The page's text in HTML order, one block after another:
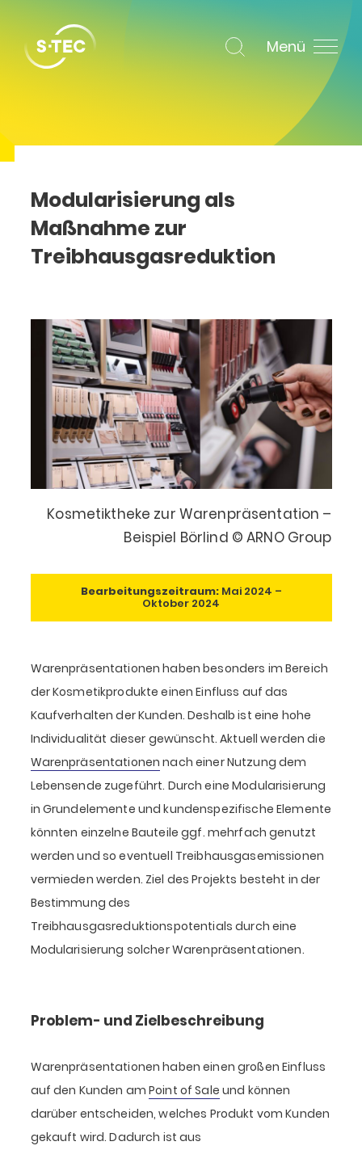
Menü
Modularisierung als
Maßnahme zur
Treibhausgasreduktion
Kosmetiktheke zur Warenpräsentation –
Beispiel Börlind © ARNO Group
Bearbeitungszeitraum:Mai 2024 –
Oktober 2024
Warenpräsentationen haben besonders im Bereich
der Kosmetikprodukte einen Einfluss auf das
Kaufverhalten der Kunden. Deshalb ist eine hohe
Individualität dieser gewünscht. Aktuell werden die
Warenpräsentationen nach einer Nutzung dem
Lebensende zugeführt. Durch eine Modularisierung
in Grundelemente und kundenspezifische Elemente
könnten einzelne Bauteile ggf. mehrfach genutzt
werden und so eventuell Treibhausgasemissionen
vermieden werden. Ziel des Projekts besteht in der
Bestimmung des
Treibhausgasreduktionspotentials durch eine
Modularisierung solcher Warenpräsentationen.
Problem- und Zielbeschreibung
Warenpräsentationen haben einen großen Einfluss
auf den Kunden amPoint of Sale und können
darüber entscheiden, welches Produkt vom Kunden
gekauft wird. Dadurch ist aus